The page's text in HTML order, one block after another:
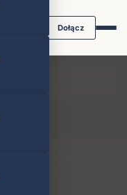
Dołącz